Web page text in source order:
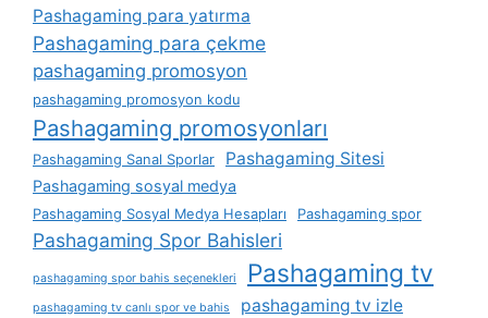
Pashagaming para yatırma
Pashagaming para çekme
pashagaming promosyon
pashagaming promosyon kodu
Pashagaming promosyonları
Pashagaming Sanal Sporlar Pashagaming Sitesi
Pashagaming sosyal medya
Pashagaming Sosyal Medya Hesapları Pashagaming spor
Pashagaming Spor Bahisleri
pashagaming spor bahis seçenekleri Pashagaming tv
pashagaming tv canlı spor ve bahis pashagaming tv izle